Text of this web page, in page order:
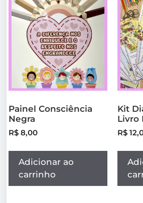
Painel Consciência
Negra
R$ 8,00
Adicionar ao
carrinho
Kit
Livro
R$